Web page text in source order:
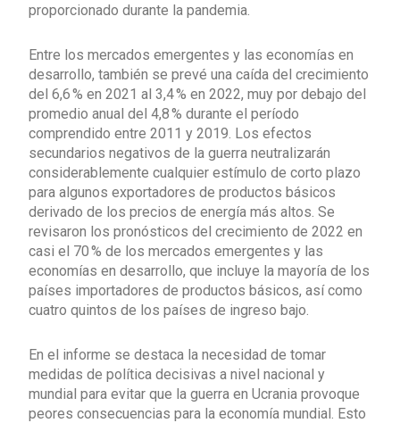
proporcionado durante la pandemia.
Entre los mercados emergentes y las economías en
desarrollo, también se prevé una caída del crecimiento
del 6,6 % en 2021 al 3,4 % en 2022, muy por debajo del
promedio anual del 4,8 % durante el período
comprendido entre 2011 y 2019. Los efectos
secundarios negativos de la guerra neutralizarán
considerablemente cualquier estímulo de corto plazo
para algunos exportadores de productos básicos
derivado de los precios de energía más altos. Se
revisaron los pronósticos del crecimiento de 2022 en
casi el 70 % de los mercados emergentes y las
economías en desarrollo, que incluye la mayoría de los
países importadores de productos básicos, así como
cuatro quintos de los países de ingreso bajo.
En el informe se destaca la necesidad de tomar
medidas de política decisivas a nivel nacional y
mundial para evitar que la guerra en Ucrania provoque
peores consecuencias para la economía mundial. Esto